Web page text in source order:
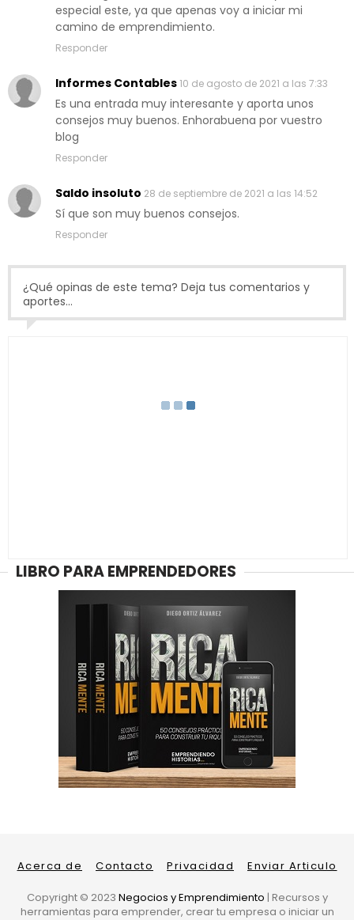
especial este, ya que apenas voy a iniciar mi
camino de emprendimiento.
Responder
Informes Contables10 de agosto de 2021 a las 7:33
Es una entrada muy interesante y aporta unos
consejos muy buenos. Enhorabuena por vuestro
blog
Responder
Saldo insoluto 28 de septiembre de 2021 a las 14:52
Sí que son muy buenos consejos.
Responder
¿Qué opinas de este tema? Deja tus comentarios y
aportes...
LIBRO PARA EMPRENDEDORES
Acerca de Contacto Privacidad Enviar Articulo
Copyright © 2023 Negocios y Emprendimiento | Recursos y
herramientas para emprender, crear tu empresa o iniciar un